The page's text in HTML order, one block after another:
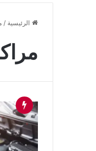
الرئيسية /